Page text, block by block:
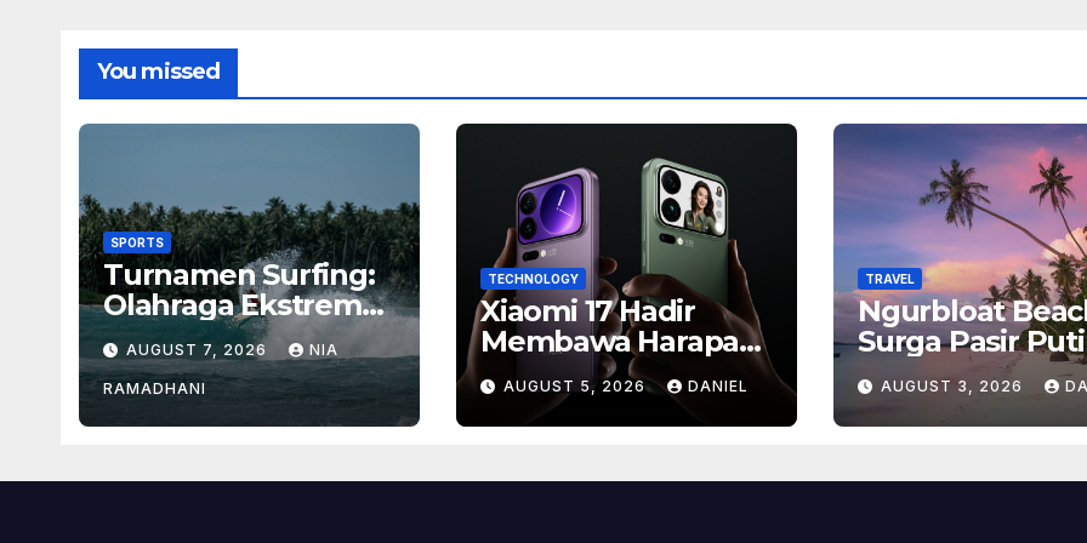
You missed
SPORTS
Turnamen Surfing:
Olahraga Ekstrem
dengan Hadiah
Besar
AUGUST 7, 2026 NIA
RAMADHANI
TECHNOLOGY
Xiaomi 17 Hadir
Membawa Harapan
Baru, Inilah Alasan
Banyak Orang
Menantikan Ponsel
AUGUST 5, 2026 DANIEL
TRAVEL
Ngurbloat
Surga Pasir
yang
Ketenangan
Pesona Alam
AUGUST 3, 2026